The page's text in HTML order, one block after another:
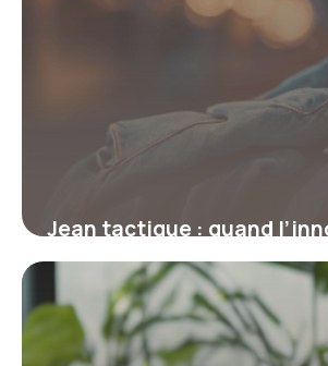
Jean tactique : quand
rencontre le denim pour
professionnels exigeants
19 juin 2026